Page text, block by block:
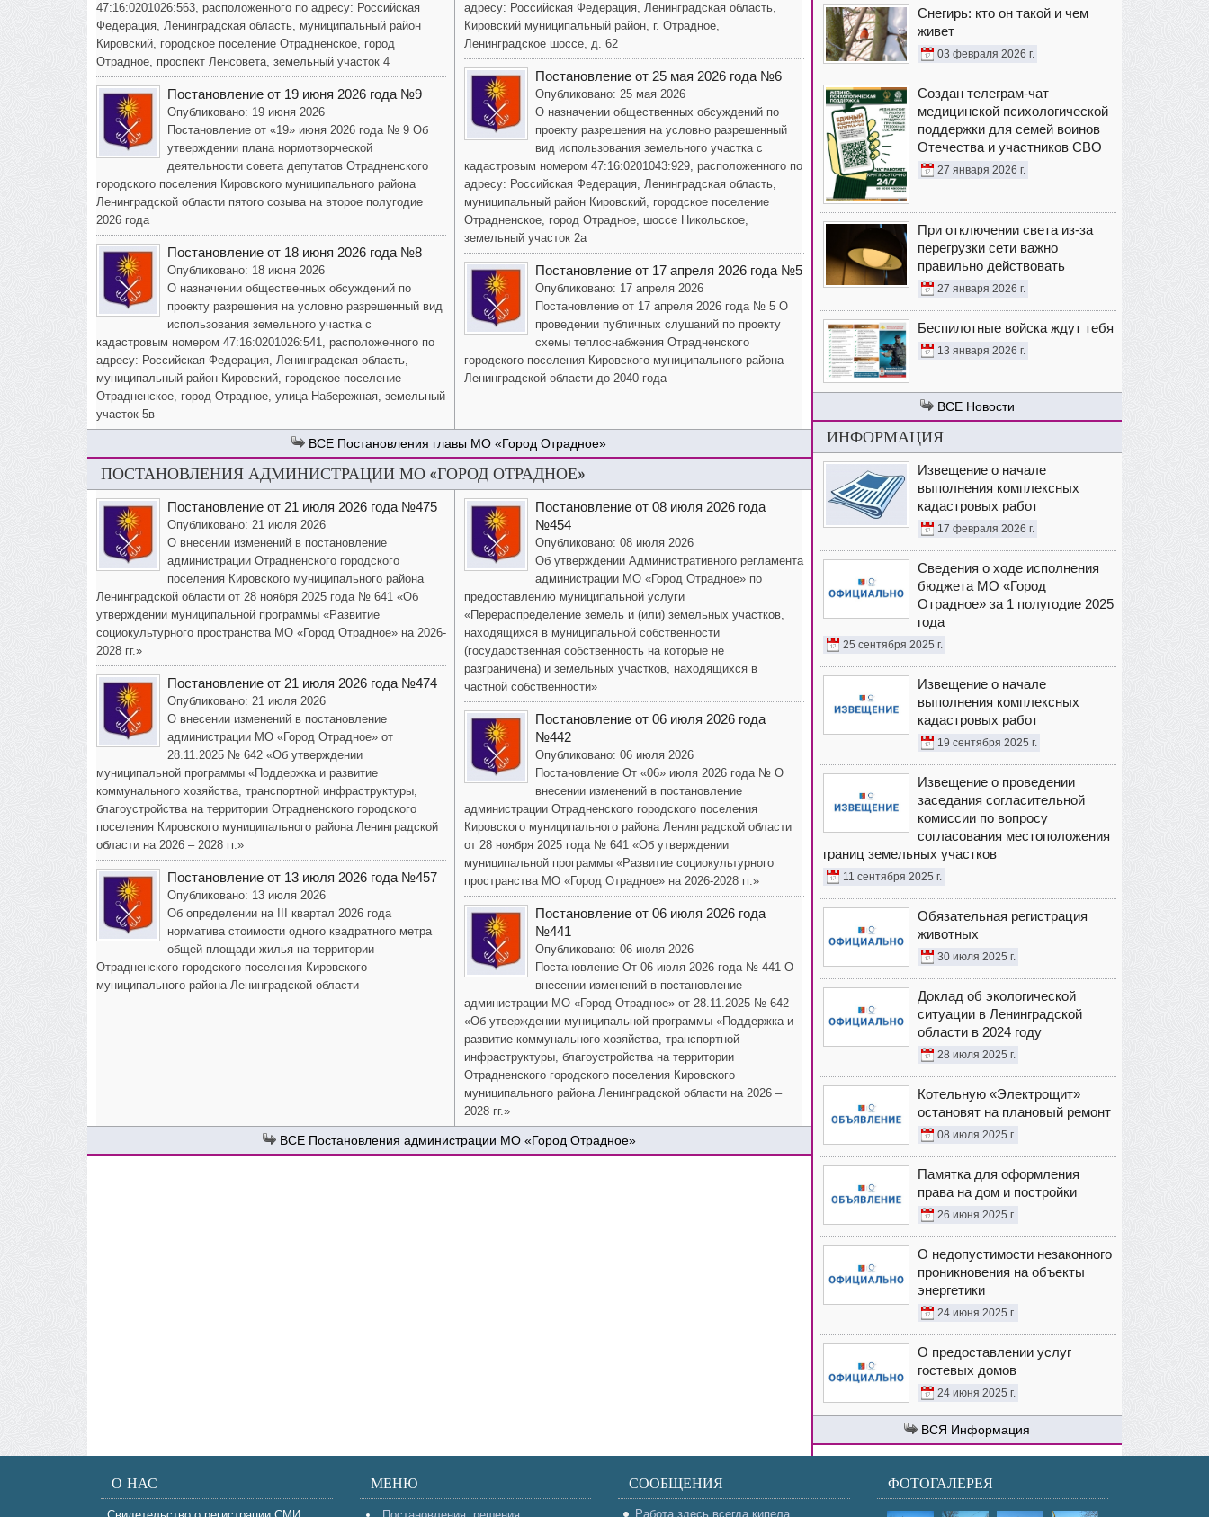
47:16:0201026:563, расположенного по адресу: Российская
Федерация, Ленинградская область, муниципальный район
Кировский, городское поселение Отрадненское, город
Отрадное, проспект Ленсовета, земельный участок 4
Постановление от 19 июня 2026 года №9
Опубликовано: 19 июня 2026
Постановление от «19» июня 2026 года № 9 Об
утверждении плана нормотворческой
деятельности совета депутатов Отрадненского
городского поселения Кировского муниципального района
Ленинградской области пятого созыва на второе полугодие
2026 года
Постановление от 18 июня 2026 года №8
Опубликовано: 18 июня 2026
О назначении общественных обсуждений по
проекту разрешения на условно разрешенный вид
использования земельного участка с
кадастровым номером 47:16:0201026:541, расположенного по
адресу: Российская Федерация, Ленинградская область,
муниципальный район Кировский, городское поселение
Отрадненское, город Отрадное, улица Набережная, земельный
участок 5в
адресу: Российская Федерация, Ленинградская область,
Кировский муниципальный район, г. Отрадное,
Ленинградское шоссе, д. 62
Постановление от 25 мая 2026 года №6
Опубликовано: 25 мая 2026
О назначении общественных обсуждений по
проекту разрешения на условно разрешенный
вид использования земельного участка с
кадастровым номером 47:16:0201043:929, расположенного по
адресу: Российская Федерация, Ленинградская область,
муниципальный район Кировский, городское поселение
Отрадненское, город Отрадное, шоссе Никольское,
земельный участок 2а
Постановление от 17 апреля 2026 года №5
Опубликовано: 17 апреля 2026
Постановление от 17 апреля 2026 года № 5 О
проведении публичных слушаний по проекту
схемы теплоснабжения Отрадненского
городского поселения Кировского муниципального района
Ленинградской области до 2040 года
Постановления главы МО «Город Отрадное»
ПОСТАНОВЛЕНИЯ АДМИНИСТРАЦИИ МО «ГОРОД ОТРАДНОЕ»
Постановление от 21 июля 2026 года №475
Опубликовано: 21 июля 2026
О внесении изменений в постановление
администрации Отрадненского городского
поселения Кировского муниципального района
Ленинградской области от 28 ноября 2025 года № 641 «Об
утверждении муниципальной программы «Развитие
социокультурного пространства МО «Город Отрадное» на 2026-
2028 гг.»
Постановление от 21 июля 2026 года №474
Опубликовано: 21 июля 2026
О внесении изменений в постановление
администрации МО «Город Отрадное» от
28.11.2025 № 642 «Об утверждении
муниципальной программы «Поддержка и развитие
коммунального хозяйства, транспортной инфраструктуры,
благоустройства на территории Отрадненского городского
поселения Кировского муниципального района Ленинградской
области на 2026 – 2028 гг.»
Постановление от 13 июля 2026 года №457
Опубликовано: 13 июля 2026
Об определении на III квартал 2026 года
норматива стоимости одного квадратного метра
общей площади жилья на территории
Отрадненского городского поселения Кировского
муниципального района Ленинградской области
Постановление от 08 июля 2026 года
№454
Опубликовано: 08 июля 2026
Об утверждении Административного регламента
администрации МО «Город Отрадное» по
предоставлению муниципальной услуги
«Перераспределение земель и (или) земельных участков,
находящихся в муниципальной собственности
(государственная собственность на которые не
разграничена) и земельных участков, находящихся в
частной собственности»
Постановление от 06 июля 2026 года
№442
Опубликовано: 06 июля 2026
Постановление От «06» июля 2026 года № О
внесении изменений в постановление
администрации Отрадненского городского поселения
Кировского муниципального района Ленинградской области
от 28 ноября 2025 года № 641 «Об утверждении
муниципальной программы «Развитие социокультурного
пространства МО «Город Отрадное» на 2026-2028 гг.»
Постановление от 06 июля 2026 года
№441
Опубликовано: 06 июля 2026
Постановление От 06 июля 2026 года № 441 О
внесении изменений в постановление
администрации МО «Город Отрадное» от 28.11.2025 № 642
«Об утверждении муниципальной программы «Поддержка и
развитие коммунального хозяйства, транспортной
инфраструктуры, благоустройства на территории
Отрадненского городского поселения Кировского
муниципального района Ленинградской области на 2026 –
2028 гг.»
Постановления администрации МО «Город Отрадное»
Снегирь: кто он такой и чем
живет
03 февраля 2026 г.
Создан телеграм-чат
медицинской психологической
поддержки для семей воинов
Отечества и участников СВО
27 января 2026 г.
При отключении света из-за
перегрузки сети важно
правильно действовать
27 января 2026 г.
Беспилотные войска ждут тебя
13 января 2026 г.
Новости
ИНФОРМАЦИЯ
Извещение о начале
выполнения комплексных
кадастровых работ
17 февраля 2026 г.
Сведения о ходе исполнения
бюджета МО «Город
Отрадное» за 1 полугодие 2025
года
25 сентября 2025 г.
Извещение о начале
выполнения комплексных
кадастровых работ
19 сентября 2025 г.
Извещение о проведении
заседания согласительной
комиссии по вопросу
согласования местоположения
границ земельных участков
11 сентября 2025 г.
Обязательная регистрация
животных
30 июля 2025 г.
Доклад об экологической
ситуации в Ленинградской
области в 2024 году
28 июля 2025 г.
Котельную «Электрощит»
остановят на плановый ремонт
08 июля 2025 г.
Памятка для оформления
права на дом и постройки
26 июня 2025 г.
О недопустимости незаконного
проникновения на объекты
энергетики
24 июня 2025 г.
О предоставлении услуг
гостевых домов
24 июня 2025 г.
Информация
О НАС МЕНЮ СООБЩЕНИЯ
Работа здесь всегда кипела
ФОТОГАЛЕРЕЯ